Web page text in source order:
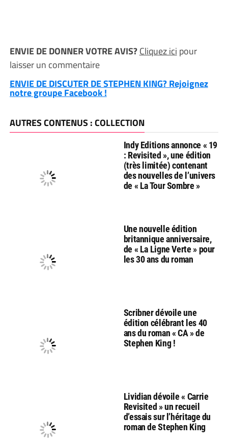
ENVIE DE DONNER VOTRE AVIS?Cliquez ici pour
laisser un commentaire
ENVIE DE DISCUTER DE STEPHEN KING? Rejoignez
notre groupe Facebook !
AUTRES CONTENUS : COLLECTION
Indy Editions annonce « 19
: Revisited », une édition
(très limitée) contenant
des nouvelles de l’univers
de « La Tour Sombre »
Une nouvelle édition
britannique anniversaire,
de « La Ligne Verte » pour
les 30 ans du roman
Scribner dévoile une
édition célébrant les 40
ans du roman « CA » de
Stephen King !
Lividian dévoile « Carrie
Revisited » un recueil
d’essais sur l’héritage du
roman de Stephen King